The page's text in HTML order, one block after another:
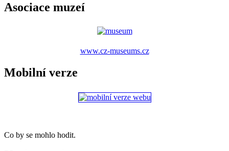
Asociace muzeí
www.cz-museums.cz
Mobilní verze
Co by se mohlo hodit.